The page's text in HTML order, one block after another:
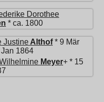
Dorothee
* ca. 1800
Justine Althof* 9 Mär
1864
Meyer+ * 15